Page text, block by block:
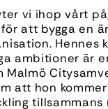
vi ihop vårt
att bygga en
Hennes
ambitioner är
Malmö
att hon
tillsammans